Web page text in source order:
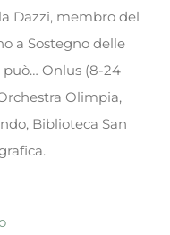
Dazzi, membro del
a Sostegno delle
Onlus (8-24
Olimpia,
Biblioteca San